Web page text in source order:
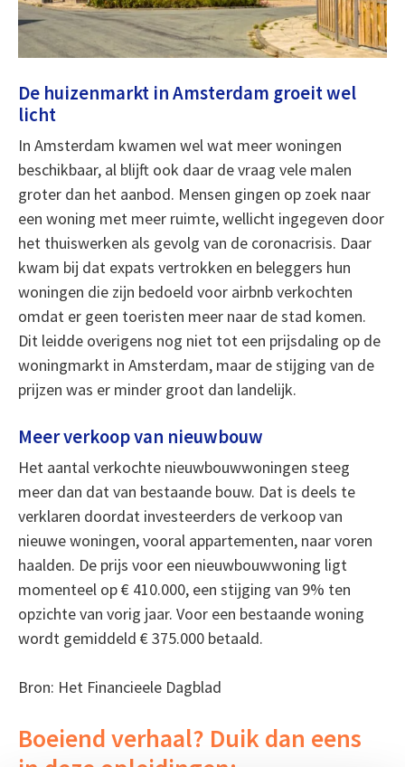
De huizenmarkt in Amsterdam groeit wel
licht
In Amsterdam kwamen wel wat meer woningen
beschikbaar, al blijft ook daar de vraag vele malen
groter dan het aanbod. Mensen gingen op zoek naar
een woning met meer ruimte, wellicht ingegeven door
het thuiswerken als gevolg van de coronacrisis. Daar
kwam bij dat expats vertrokken en beleggers hun
woningen die zijn bedoeld voor airbnb verkochten
omdat er geen toeristen meer naar de stad komen.
Dit leidde overigens nog niet tot een prijsdaling op de
woningmarkt in Amsterdam, maar de stijging van de
prijzen was er minder groot dan landelijk.
Meer verkoop van nieuwbouw
Het aantal verkochte nieuwbouwwoningen steeg
meer dan dat van bestaande bouw. Dat is deels te
verklaren doordat investeerders de verkoop van
nieuwe woningen, vooral appartementen, naar voren
haalden. De prijs voor een nieuwbouwwoning ligt
momenteel op € 410.000, een stijging van 9% ten
opzichte van vorig jaar. Voor een bestaande woning
wordt gemiddeld € 375.000 betaald.
Bron: Het Financieele Dagblad
Boeiend verhaal? Duik dan eens